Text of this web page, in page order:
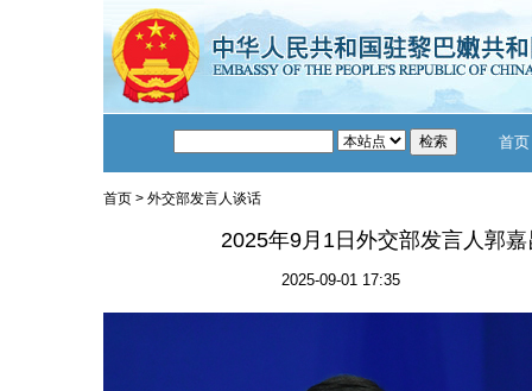
首页
首页> 外交部发言人谈话
2025年9月1日外交部发言人郭
2025-09-01 17:35